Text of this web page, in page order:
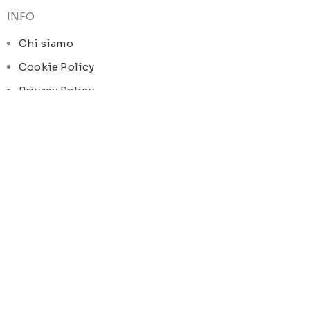
INFO
Chi siamo
Cookie Policy
Privacy Policy